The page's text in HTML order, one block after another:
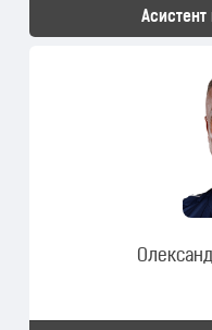
Асистент